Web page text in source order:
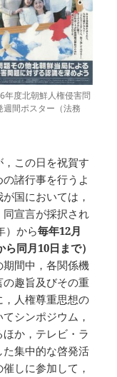
年度北朝鮮人権侵害問
週間ポスター（法務
この日を祝賀す
諸行事を行うよ
国においては，
宣言が採択され
）から毎年12月
同月10日まで）
間中，各関係機
趣旨及びその重
人権尊重思想の
シンポジウム，
か，テレビ・ラ
集中的な啓発活
しに参加して，